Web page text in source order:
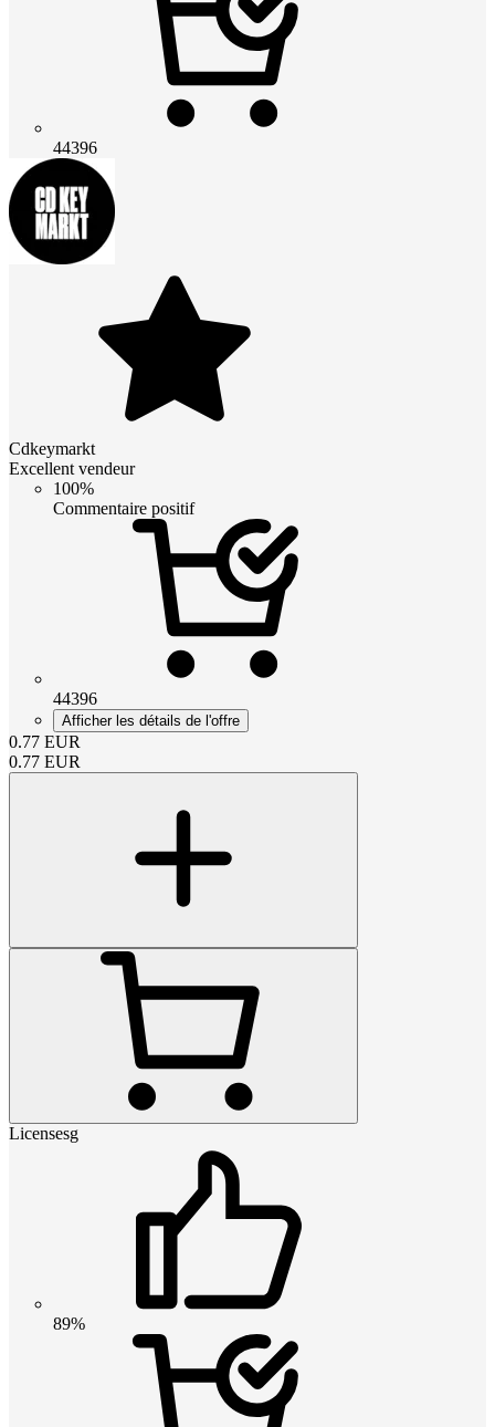
44396
Cdkeymarkt
Excellent vendeur
100%
Commentaire positif
44396
Afficher les détails de l'offre
0.77 EUR
0.77 EUR
Licensesg
89%